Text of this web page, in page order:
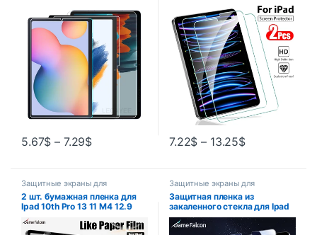
8.7 10.1 10.4 10.5 11 2021
2022 2023
5.67$ – 7.29$
для экрана для 10 9 9th 10th
Generacion Mini 7 6 10,2
7.22$ – 13.25$
Защитные экраны для
планшетов
2 шт. бумажная пленка для
Ipad 10th Pro 13 11 M4 12.9
2024 Защитная пленка для
экрана для Ipad Air 5 4 3 2 1
Защитные экраны для
планшетов
Защитная пленка из
закаленного стекла для Ipad
Pro 13 12,9 11 6th M4 M2 2024
Air 5 4 3 2 1 9 9th 10 10th Gen